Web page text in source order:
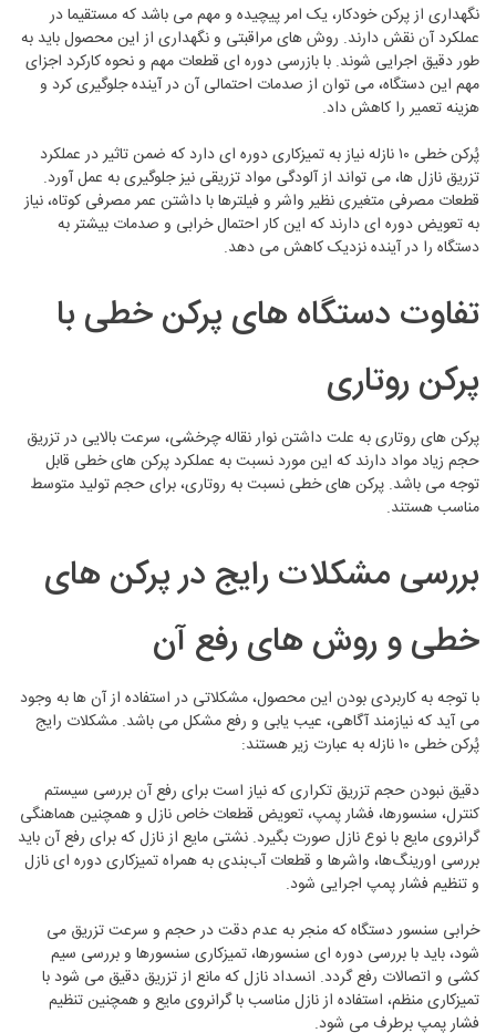
نگهداری از پرکن خودکار، یک امر پیچیده و مهم می باشد که مستقیما در
عملکرد آن نقش دارند. روش های مراقبتی و نگهداری از این محصول باید به
طور دقیق اجرایی شوند. با بازرسی دوره ای قطعات مهم و نحوه کارکرد اجزای
مهم این دستگاه، می توان از صدمات احتمالی آن در آینده جلوگیری کرد و
هزینه تعمیر را کاهش داد.
پُرکن خطی ۱۰ نازله نیاز به تمیزکاری دوره ای دارد که ضمن تاثیر در عملکرد
تزریق نازل ها، می تواند از آلودگی مواد تزریقی نیز جلوگیری به عمل آورد.
قطعات مصرفی متغیری نظیر واشر و فیلترها با داشتن عمر مصرفی کوتاه، نیاز
به تعویض دوره ای دارند که این کار احتمال خرابی و صدمات بیشتر به
دستگاه را در آینده نزدیک کاهش می دهد.
تفاوت دستگاه‌ های پرکن خطی با
پرکن روتاری
پرکن های روتاری به علت داشتن نوار نقاله چرخشی، سرعت بالایی در تزریق
حجم زیاد مواد دارند که این مورد نسبت به عملکرد پرکن های خطی قابل
توجه می باشد. پرکن های خطی نسبت به روتاری، برای حجم تولید متوسط
مناسب هستند.
بررسی مشکلات رایج در پرکن‌ های
خطی و روش ‌های رفع آن
با توجه به کاربردی بودن این محصول، مشکلاتی در استفاده از آن ها به وجود
می آید که نیازمند آگاهی، عیب یابی و رفع مشکل می باشد. مشکلات رایج
پُرکن خطی ۱۰ نازله به عبارت زیر هستند:
دقیق نبودن حجم تزریق تکراری که نیاز است برای رفع آن بررسی سیستم
کنترل، سنسورها، فشار پمپ، تعویض قطعات خاص نازل و همچنین هماهنگی
گرانروی مایع با نوع نازل صورت بگیرد. نشتی مایع از نازل که برای رفع آن باید
بررسی اورینگ‌ها، واشرها و قطعات آب‌بندی به همراه تمیزکاری دوره ای نازل
و تنظیم فشار پمپ اجرایی شود.
خرابی سنسور دستگاه که منجر به عدم دقت در حجم و سرعت تزریق می
شود، باید با بررسی دوره ای سنسورها، تمیزکاری سنسورها و بررسی سیم
کشی و اتصالات رفع گردد. انسداد نازل که مانع از تزریق دقیق می شود با
تمیزکاری منظم، استفاده از نازل مناسب با گرانروی مایع و همچنین تنظیم
فشار پمپ برطرف می شود.